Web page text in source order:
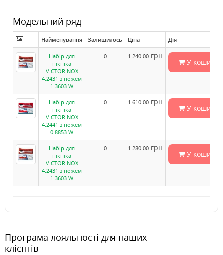
Модельний ряд
Найменування Залишилось Ціна Дія
Набір для
пікніка
VICTORINOX
4.2431 з ножем
1.3603 W
0 1 240.00 грн
У кошик
Набір для
пікніка
VICTORINOX
4.2441 з ножем
0.8853 W
0 1 610.00 грн
У кошик
Набір для
пікніка
VICTORINOX
4.2431 з ножем
1.3603 W
0 1 280.00 грн
У кошик
Програма лояльності для наших
клієнтів